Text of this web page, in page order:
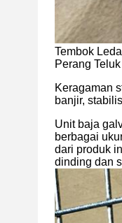
Tembok
Perang
Keragaman
banjir,
Unit baja
berbagai
dari produk
dinding dan